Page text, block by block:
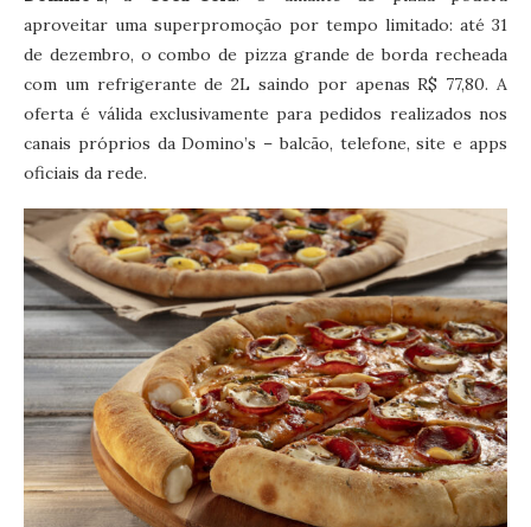
aproveitar uma superpromoção por tempo limitado: até 31
de dezembro, o combo de pizza grande de borda recheada
com um refrigerante de 2L saindo por apenas R$ 77,80. A
oferta é válida exclusivamente para pedidos realizados nos
canais próprios da Domino’s – balcão, telefone, site e apps
oficiais da rede.